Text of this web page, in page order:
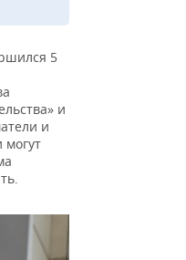
5
и
и
могут